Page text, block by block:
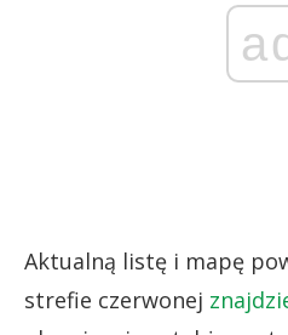
Aktualną listę i mapę
strefie czerwonej